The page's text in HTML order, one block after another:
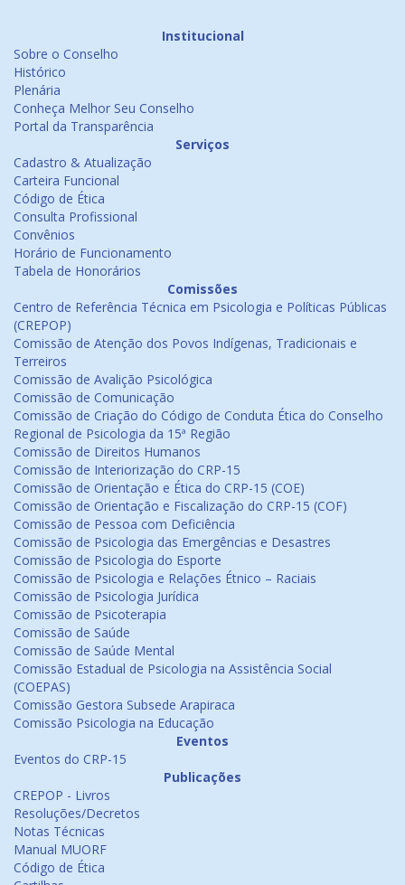
Institucional
Sobre o Conselho
Histórico
Plenária
Conheça Melhor Seu Conselho
Portal da Transparência
Serviços
Cadastro & Atualização
Carteira Funcional
Código de Ética
Consulta Profissional
Convênios
Horário de Funcionamento
Tabela de Honorários
Comissões
Centro de Referência Técnica em Psicologia e Políticas Públicas
(CREPOP)
Comissão de Atenção dos Povos Indígenas, Tradicionais e
Terreiros
Comissão de Avalição Psicológica
Comissão de Comunicação
Comissão de Criação do Código de Conduta Ética do Conselho
Regional de Psicologia da 15ª Região
Comissão de Direitos Humanos
Comissão de Interiorização do CRP-15
Comissão de Orientação e Ética do CRP-15 (COE)
Comissão de Orientação e Fiscalização do CRP-15 (COF)
Comissão de Pessoa com Deficiência
Comissão de Psicologia das Emergências e Desastres
Comissão de Psicologia do Esporte
Comissão de Psicologia e Relações Étnico – Raciais
Comissão de Psicologia Jurídica
Comissão de Psicoterapia
Comissão de Saúde
Comissão de Saúde Mental
Comissão Estadual de Psicologia na Assistência Social
(COEPAS)
Comissão Gestora Subsede Arapiraca
Comissão Psicologia na Educação
Eventos
Eventos do CRP-15
Publicações
CREPOP - Livros
Resoluções/Decretos
Notas Técnicas
Manual MUORF
Código de Ética